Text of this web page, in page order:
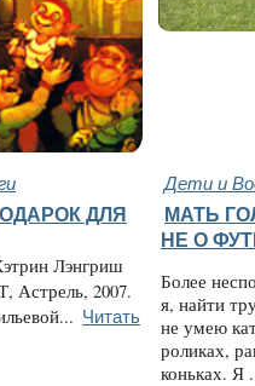
Дети и
ДЛЯ
Лэнгриш
Астрель, 2007.
Читать
МАТЬ
НЕ О
Более
я, найти
не умею
роликах,
коньках. Я